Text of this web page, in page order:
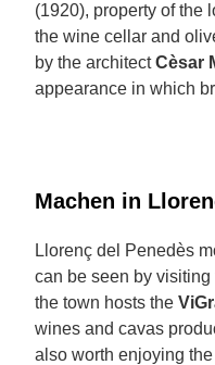
(1920), property of the
the wine cellar and
by the architectCèsar
appearance in which
Machen in
Llorenç del Penedès
can be seen by visiting
the town hosts the
wines and cavas
also worth enjoying